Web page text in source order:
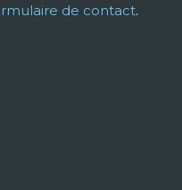
de contact.